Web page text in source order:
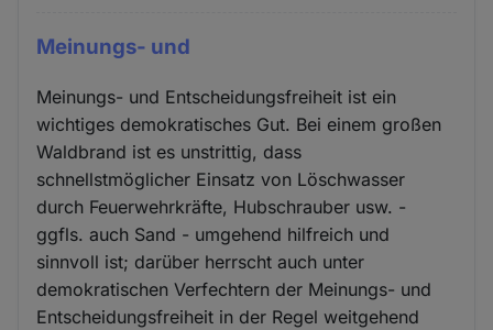
Meinungs- und
Meinungs- und Entscheidungsfreiheit ist ein
wichtiges demokratisches Gut. Bei einem großen
Waldbrand ist es unstrittig, dass
schnellstmöglicher Einsatz von Löschwasser
durch Feuerwehrkräfte, Hubschrauber usw. -
ggfls. auch Sand - umgehend hilfreich und
sinnvoll ist; darüber herrscht auch unter
demokratischen Verfechtern der Meinungs- und
Entscheidungsfreiheit in der Regel weitgehend